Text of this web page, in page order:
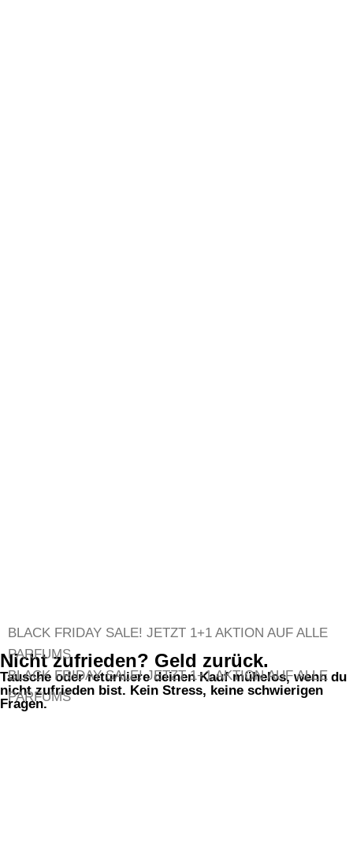
BLACK FRIDAY SALE! JETZT 1+1 AKTION AUF ALLE
PARFUMS
BLACK FRIDAY SALE!JETZT 1+1 AKTION AUF ALLE
PARFUMS
Nicht zufrieden? Geld zurück.
Tausche oder returniere deinen Kauf mühelos, wenn du
nicht zufrieden bist. Kein Stress, keine schwierigen
Fragen.